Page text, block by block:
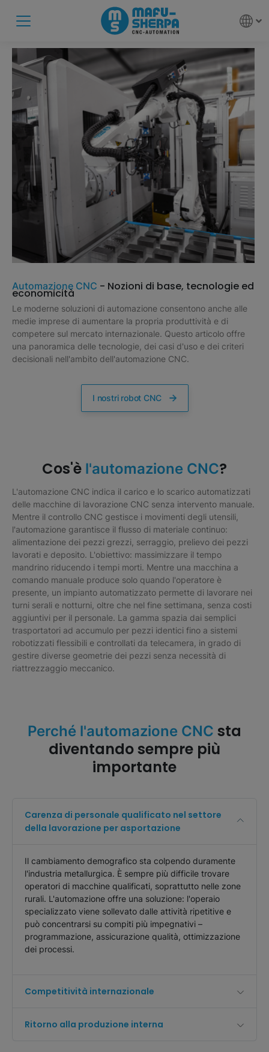
Automazione CNC - Nozioni di base, tecnologie ed
economicità
Le moderne soluzioni di automazione consentono anche alle
medie imprese di aumentare la propria produttività e di
competere sul mercato internazionale. Questo articolo offre
una panoramica delle tecnologie, dei casi d'uso e dei criteri
decisionali nell'ambito dell'automazione CNC.
I nostri robot CNC
Cos'è l'automazione CNC?
L'automazione CNC indica il carico e lo scarico automatizzati
delle macchine di lavorazione CNC senza intervento manuale.
Mentre il controllo CNC gestisce i movimenti degli utensili,
l'automazione garantisce il flusso di materiale continuo:
alimentazione dei pezzi grezzi, serraggio, prelievo dei pezzi
lavorati e deposito. L'obiettivo: massimizzare il tempo
mandrino riducendo i tempi morti. Mentre una macchina a
comando manuale produce solo quando l'operatore è
presente, un impianto automatizzato permette di lavorare nei
turni serali e notturni, oltre che nel fine settimana, senza costi
aggiuntivi per il personale. La gamma spazia dai semplici
trasportatori ad accumulo per pezzi identici fino a sistemi
robotizzati flessibili e controllati da telecamera, in grado di
gestire diverse geometrie dei pezzi senza necessità di
riattrezzaggio meccanico.
Perché l'automazione CNC sta
diventando sempre più
importante
Carenza di personale qualificato nel settore
della lavorazione per asportazione
Il cambiamento demografico sta colpendo duramente
l'industria metallurgica. È sempre più difficile trovare
operatori di macchine qualificati, soprattutto nelle zone
rurali. L'automazione offre una soluzione: l'operaio
specializzato viene sollevato dalle attività ripetitive e
può concentrarsi su compiti più impegnativi –
programmazione, assicurazione qualità, ottimizzazione
dei processi.
Competitività internazionale
Ritorno alla produzione interna